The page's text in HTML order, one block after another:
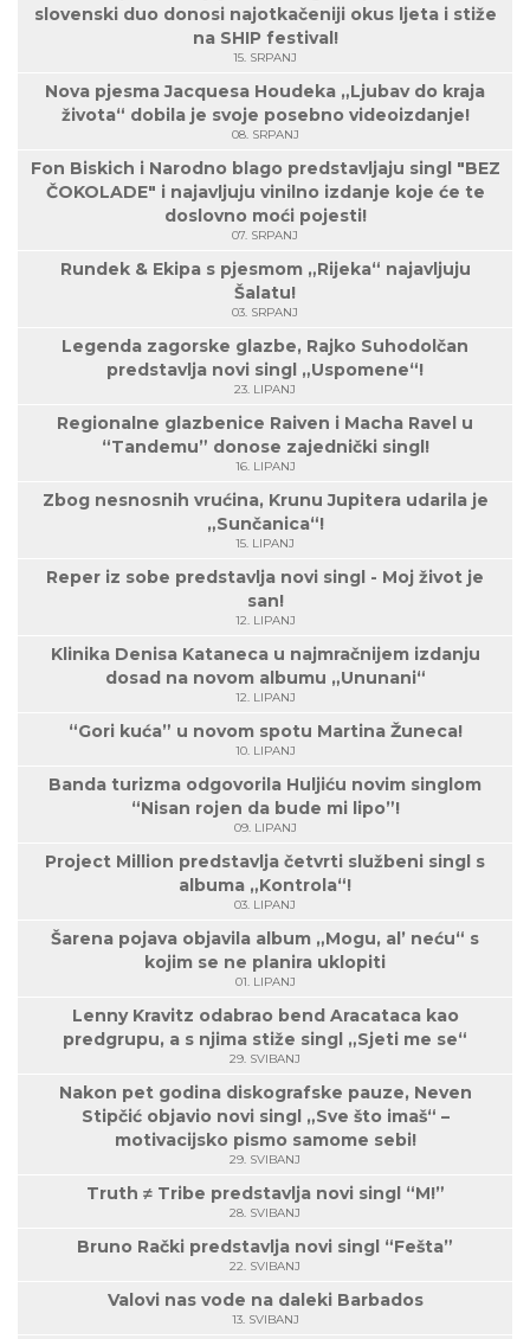
slovenski duo donosi najotkačeniji okus ljeta i stiže
na SHIP festival!
15. SRPANJ
Nova pjesma Jacquesa Houdeka „Ljubav do kraja
života“ dobila je svoje posebno videoizdanje!
08. SRPANJ
Fon Biskich i Narodno blago predstavljaju singl "BEZ
ČOKOLADE" i najavljuju vinilno izdanje koje će te
doslovno moći pojesti!
07. SRPANJ
Rundek & Ekipa s pjesmom „Rijeka“ najavljuju
Šalatu!
03. SRPANJ
Legenda zagorske glazbe, Rajko Suhodolčan
predstavlja novi singl „Uspomene“!
23. LIPANJ
Regionalne glazbenice Raiven i Macha Ravel u
“Tandemu” donose zajednički singl!
16. LIPANJ
Zbog nesnosnih vrućina, Krunu Jupitera udarila je
„Sunčanica“!
15. LIPANJ
Reper iz sobe predstavlja novi singl - Moj život je
san!
12. LIPANJ
Klinika Denisa Kataneca u najmračnijem izdanju
dosad na novom albumu „Ununani“
12. LIPANJ
“Gori kuća” u novom spotu Martina Žuneca!
10. LIPANJ
Banda turizma odgovorila Huljiću novim singlom
“Nisan rojen da bude mi lipo”!
09. LIPANJ
Project Million predstavlja četvrti službeni singl s
albuma „Kontrola“!
03. LIPANJ
Šarena pojava objavila album „Mogu, al’ neću“ s
kojim se ne planira uklopiti
01. LIPANJ
Lenny Kravitz odabrao bend Aracataca kao
predgrupu, a s njima stiže singl „Sjeti me se“
29. SVIBANJ
Nakon pet godina diskografske pauze, Neven
Stipčić objavio novi singl „Sve što imaš“ –
motivacijsko pismo samome sebi!
29. SVIBANJ
Truth ≠ Tribe predstavlja novi singl “M!”
28. SVIBANJ
Bruno Rački predstavlja novi singl “Fešta”
22. SVIBANJ
Valovi nas vode na daleki Barbados
13. SVIBANJ